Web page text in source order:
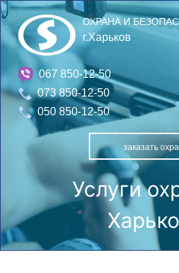
ОХРАНА И
г.Харьков
067 850-12-50
073 850-12-50
050 850-12-50
заказать
Услуги